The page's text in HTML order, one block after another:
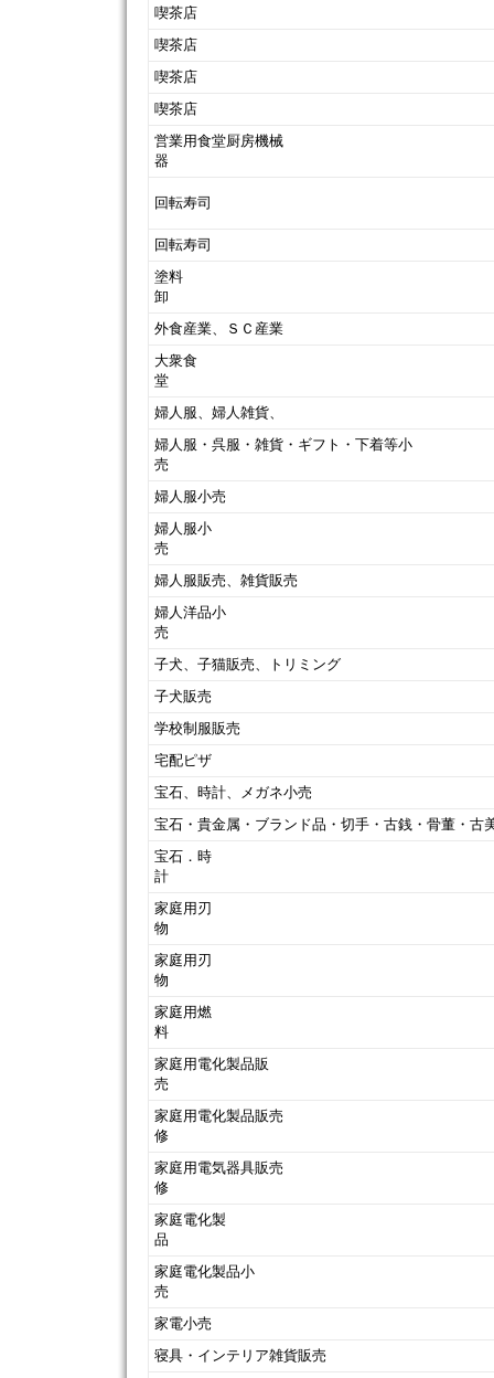
喫茶店
喫茶店
喫茶店
喫茶店
営業用食堂厨房機械
器
回転寿司
回転寿司
塗料
外食産業、ＳＣ産業
大衆食
婦人服、婦人雑貨、
婦人服・呉服・雑貨・ギフト・下着等小
婦人服小売
婦人服小
婦人服販売、雑貨販売
婦人洋品小
子犬、子猫販売、トリミング
子犬販売
学校制服販売
宅配ピザ
宝石、時計、メガネ小売
宝石・貴金属・ブランド品・切手・古銭・骨董・古
宝石．時
家庭用刃
家庭用刃
家庭用燃
家庭用電化製品販
売
家庭用電化製品販売
修
家庭用電気器具販売
修
家庭電化製
家庭電化製品小
売
家電小売
寝具・インテリア雑貨販売